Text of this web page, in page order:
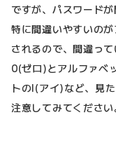
ですが、パスワード
特に間違いやすいの
されるので、間違っ
0(ゼロ)とアルファベ
トのI(アイ)など、見
注意してみてください